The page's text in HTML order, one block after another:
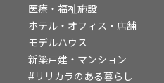
不動産投資開発事業
会社情報
医療・福祉施設
ホテル・オフィス・店舗
モデルハウス
新築戸建・マンション
#リリカラのある暮らし